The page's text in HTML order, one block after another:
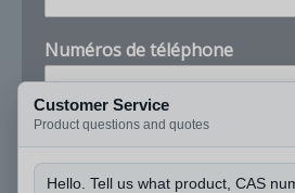
P
u
i
s
-
j
e
Numéros de téléphone
Entreprise
Customer Service
Product questions and quotes
Hello. Tell us what product, CAS